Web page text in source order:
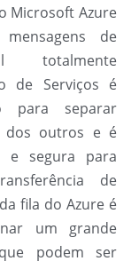
Microsoft Azure
de
totalmente
de Serviços é
para separar
dos outros e é
e segura para
de
fila do Azure é
um grande
podem ser